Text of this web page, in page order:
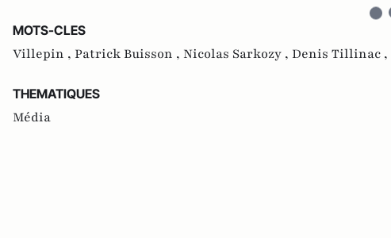
MOTS-CLES
Villepin , Patrick Buisson , Nicolas Sarkozy , Denis Tillinac ,
THEMATIQUES
Média